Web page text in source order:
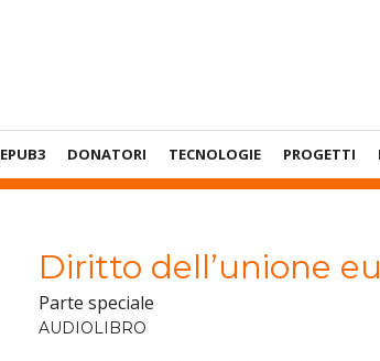
EPUB3 DONATORI TECNOLOGIE PROGETTI
Diritto dell’unione
Parte speciale
AUDIOLIBRO